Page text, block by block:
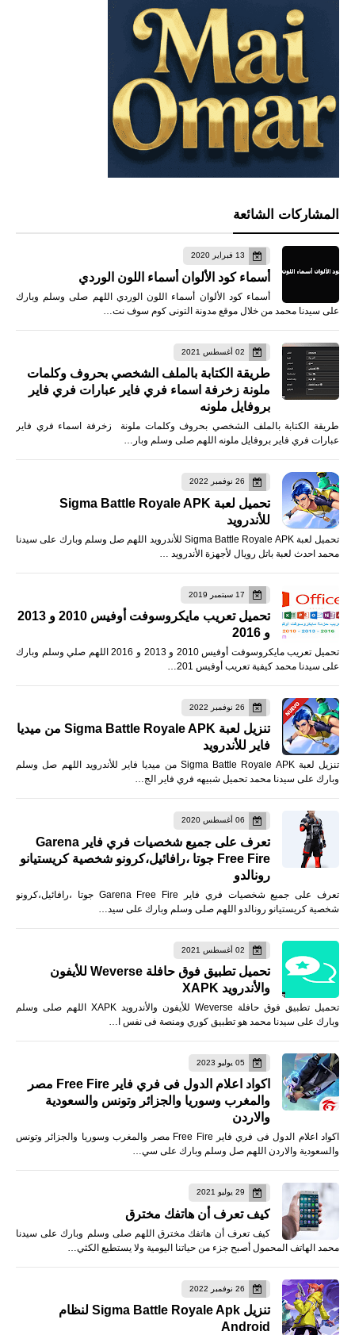
المشاركات الشائعة
13 فبراير 2020
أسماء كود الألوان أسماء اللون الوردي
أسماء كود الألوان أسماء اللون الوردي اللهم صلى وسلم وبارك
على سيدنا محمد من خلال موقع مدونة التونى كوم سوف نت…
02 أغسطس 2021
طريقة الكتابة بالملف الشخصي بحروف وكلمات
ملونة زخرفة اسماء فري فاير عبارات فري فاير
بروفايل ملونه
طريقة الكتابة بالملف الشخصي بحروف وكلمات ملونة زخرفة اسماء فري فاير
عبارات فري فاير بروفايل ملونه اللهم صلى وسلم وبار…
26 نوفمبر 2022
تحميل لعبة Sigma Battle Royale APK
للأندرويد
تحميل لعبة Sigma Battle Royale APK للأندرويد اللهم صل وسلم وبارك على سيدنا
محمد احدث لعبة باتل رويال لأجهزة الأندرويد …
17 سبتمبر 2019
تحميل تعريب مايكروسوفت أوفيس 2010 و 2013
و 2016
تحميل تعريب مايكروسوفت أوفيس 2010 و 2013 و 2016 اللهم صلي وسلم وبارك
على سيدنا محمد كيفية تعريب أوفيس 201…
26 نوفمبر 2022
تنزيل لعبة Sigma Battle Royale APK من ميديا
فاير للأندرويد
تنزيل لعبة Sigma Battle Royale APK من ميديا فاير للأندرويد اللهم صل وسلم
وبارك على سيدنا محمد تحميل شبيهه فري فاير الج…
06 أغسطس 2020
تعرف على جميع شخصيات فري فاير Garena
Free Fire جوتا ،رافائيل،كرونو شخصية كريستيانو
رونالدو
تعرف على جميع شخصيات فري فاير Garena Free Fire جوتا ،رافائيل،كرونو
شخصية كريستيانو رونالدو اللهم صلى وسلم وبارك على سيد…
02 أغسطس 2021
تحميل تطبيق فوق حافلة Weverse للأيفون
والأندرويد XAPK
تحميل تطبيق فوق حافلة Weverse للأيفون والأندرويد XAPK اللهم صلى وسلم
وبارك على سيدنا محمد هو تطبيق كوري ومنصة فى نفس ا…
05 يوليو 2023
اكواد اعلام الدول فى فري فاير Free Fire مصر
والمغرب وسوريا والجزائر وتونس والسعودية
والاردن
اكواد اعلام الدول فى فري فاير Free Fire مصر والمغرب وسوريا والجزائر وتونس
والسعودية والاردن اللهم صل وسلم وبارك على سي…
29 يوليو 2021
كيف تعرف أن هاتفك مخترق
كيف تعرف أن هاتفك مخترق اللهم صلى وسلم وبارك على سيدنا
محمد الهاتف المحمول أصبح جزء من حياتنا اليومية ولا يستطيع الكثي…
26 نوفمبر 2022
تنزيل Sigma Battle Royale Apk لنظام
Android